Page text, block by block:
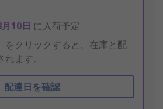
10日 に入荷予定
をクリックすると、在庫と配
ます。
配達日を確認